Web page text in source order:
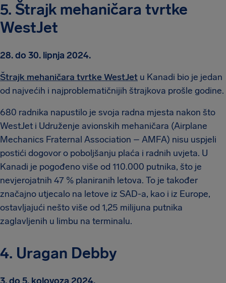
5. Štrajk mehaničara tvrtke
WestJet
28. do 30. lipnja 2024.
Štrajk mehaničara tvrtke WestJet u Kanadi bio je jedan
od najvećih i najproblematičnijih štrajkova prošle godine.
680 radnika napustilo je svoja radna mjesta nakon što
WestJet i Udruženje avionskih mehaničara (Airplane
Mechanics Fraternal Association – AMFA) nisu uspjeli
postići dogovor o poboljšanju plaća i radnih uvjeta. U
Kanadi je pogođeno više od 110.000 putnika, što je
nevjerojatnih 47 % planiranih letova. To je također
značajno utjecalo na letove iz SAD-a, kao i iz Europe,
ostavljajući nešto više od 1,25 milijuna putnika
zaglavljenih u limbu na terminalu.
4. Uragan Debby